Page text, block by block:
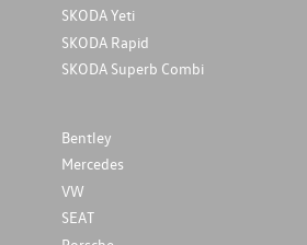
SKODA Yeti
SKODA Rapid
SKODA Superb Combi
Bentley
Mercedes
VW
SEAT